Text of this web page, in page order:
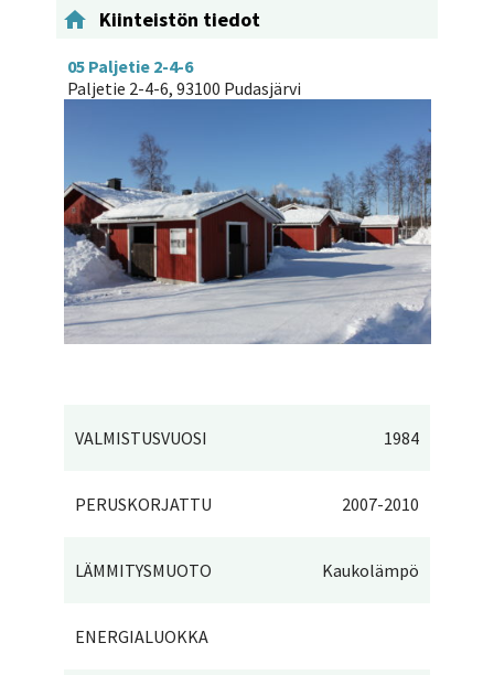
 Kiinteistön tiedot
05 Paljetie 2-4-6
Paljetie 2-4-6, 93100 Pudasjärvi
VALMISTUSVUOSI 1984
PERUSKORJATTU 2007-2010
LÄMMITYSMUOTO Kaukolämpö
ENERGIALUOKKA